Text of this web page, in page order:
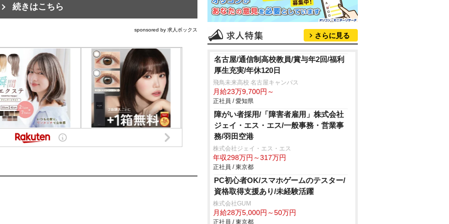
続きはこちら
sponsored by 求人ボックス
さらに見る
名古屋/通信制高校教員/賞与年2回/福利
厚生充実/年休120日
飛鳥未来高校 名古屋キャンパス
月給23万9,700円～
正社員 / 愛知県
障がい者採用/「障害者雇用」株式会社
ジェイ・エス・エス/一般事務・営業事
務/羽田空港
株式会社ジェイ・エス・エス
年収298万円～317万円
正社員 / 東京都
PC初心者OK/スマホゲームのテスター/
資格取得支援あり/未経験活躍
株式会社GUM
月給28万5,000円～50万円
正社員 / 東京都